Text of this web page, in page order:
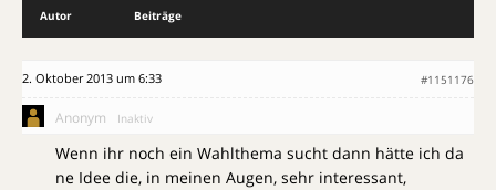
Autor Beiträge
2. Oktober 2013 um 6:33 #1151176
Anonym Inaktiv
Wenn ihr noch ein Wahlthema sucht dann hätte ich da
ne Idee die, in meinen Augen, sehr interessant,